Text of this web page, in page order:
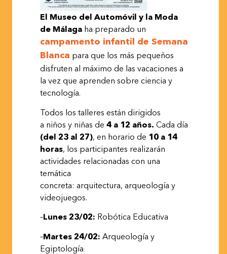
El Museo del Automóvil y la Moda
de Málaga ha preparado un
campamento infantil de Semana
Blanca para que los más pequeños
disfruten al máximo de las vacaciones a
la vez que aprenden sobre ciencia y
tecnología.
Todos los talleres están dirigidos
a niños y niñas de 4 a 12 años. Cada día
(del 23 al 27), en horario de 10 a 14
horas, los participantes realizarán
actividades relacionadas con una
temática
concreta: arquitectura, arqueología y
videojuegos.
–Lunes 23/02: Robótica Educativa
–Martes 24/02: Arqueología y
Egiptología